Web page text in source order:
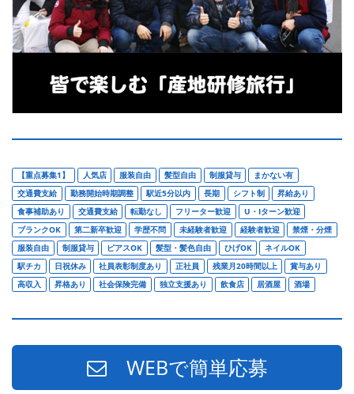
【重点募集1】 人気店 服装自由 髪型自由 制服貸与
まかない有
交通費支給
勤務開始時期調整 駅近5分以内 長期 シフト制
昇給あり
食事補助あり
交通費支給 転勤なし フリーター歓迎
U・Iターン歓迎
ブランクOK
第二新卒歓迎 学歴不問 未経験者歓迎 経験者歓迎
禁煙・分煙
服装自由
制服貸与 ピアスOK 髪型・髪色自由 ひげOK
ネイルOK
駅チカ
日祝休み 社員表彰制度あり 正社員 残業月20時間以上
賞与あり
高収入
昇格あり 社会保険完備 独立支援あり 飲食店 居酒屋 酒場
WEBで簡単応募